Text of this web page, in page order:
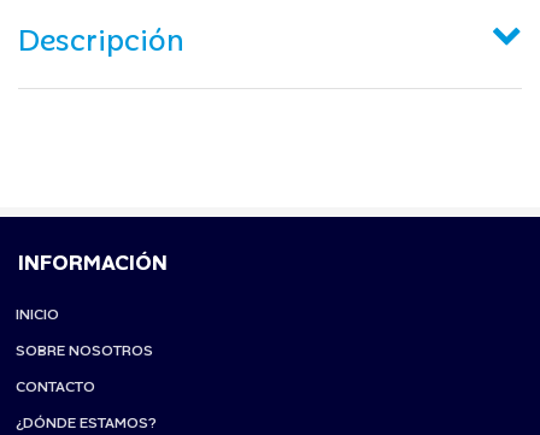
Descripción
INFORMACIÓN
INICIO
SOBRE NOSOTROS
CONTACTO
¿DÓNDE ESTAMOS?